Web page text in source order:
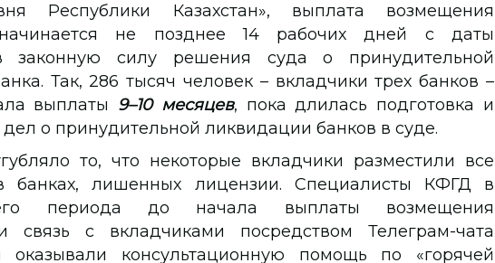
Республики Казахстан», выплата возмещения
не позднее 14 рабочих дней с даты
законную силу решения суда о принудительной
Так, 286 тысяч человек – вкладчики трех банков –
выплаты 9–10 месяцев, пока длилась подготовка и
о принудительной ликвидации банков в суде.
то, что некоторые вкладчики разместили все
банках, лишенных лицензии. Специалисты КФГД в
периода до начала выплаты возмещения
связь с вкладчиками посредством Телеграм-чата
консультационную помощь по «горячей